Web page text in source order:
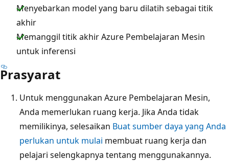
Menyebarkan model yang baru dilatih sebagai titik
akhir
Memanggil titik akhir Azure Pembelajaran Mesin
untuk inferensi
Prasyarat
Untuk menggunakan Azure Pembelajaran Mesin,
Anda memerlukan ruang kerja. Jika Anda tidak
memilikinya, selesaikan Buat sumber daya yang Anda
perlukan untuk mulai membuat ruang kerja dan
pelajari selengkapnya tentang menggunakannya.